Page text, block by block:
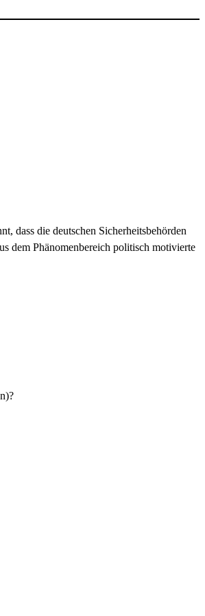
dass die deutschen Sicherheitsbehörden
dem Phänomenbereich politisch motivierte